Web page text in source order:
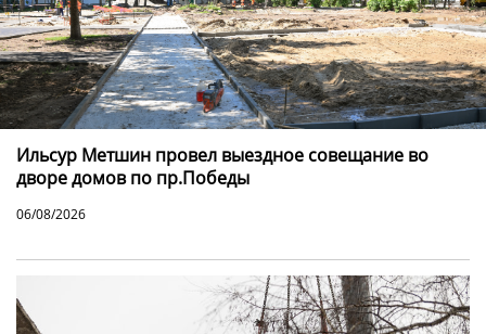
Ильсур Метшин провел выездное совещание во
дворе домов по пр.Победы
06/08/2026